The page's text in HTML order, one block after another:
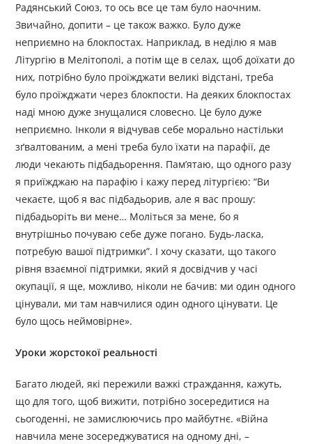
Радянський Союз, то ось все це там було наочним.
Звичайно, допити – це також важко. Було дуже
неприємно на блокпостах. Наприклад, в неділю я мав
Літургію в Мелітополі, а потім ще в селах, щоб доїхати до
них, потрібно було проїжджати великі відстані, треба
було проїжджати через блокпости. На деяких блокпостах
наді мною дуже знущалися словесно. Це було дуже
неприємно. Інколи я відчував себе морально настільки
зґвалтованим, а мені треба було їхати на парафії, де
люди чекають підбадьорення. Пам’ятаю, що одного разу
я приїжджаю на парафію і кажу перед літургією: “Ви
чекаєте, щоб я вас підбадьорив, але я вас прошу:
підбадьоріть ви мене… Моліться за мене, бо я
внутрішньо почуваю себе дуже погано. Будь-ласка,
потребую вашої підтримки”. І хочу сказати, що такого
рівня взаємної підтримки, який я досвідчив у часі
окупації, я ще, можливо, ніколи не бачив: ми один одного
цінували, ми там навчилися один одного цінувати. Це
було щось неймовірне».
Уроки жорстокої реальності
Багато людей, які пережили важкі страждання, кажуть,
що для того, щоб вижити, потрібно зосередитися на
сьогоденні, не замислюючись про майбутнє. «Війна
навчила мене зосереджуватися на одному дні, –